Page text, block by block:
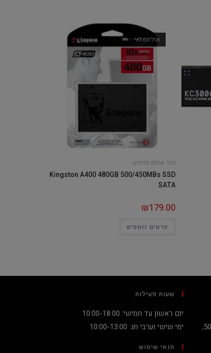
אזל המלאי
כונני אחסון פנימיים
Kingston A400 480GB 500/450MBs SSD
SATA
₪179.00
פרטים נוספים
קניון מגדלי העיר קומה 2, שדרות יעקב 50,
שעות פעילות
יום ראשון עד חמישי: 10:00-18:00
ימי שישי וערבי חג: 10:00-13:00
תנאי שימוש